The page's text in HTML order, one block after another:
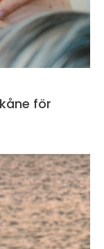
för